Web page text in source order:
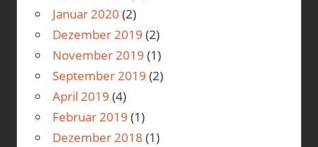
Januar 2020 (2)
Dezember 2019 (2)
November 2019 (1)
September 2019 (2)
April 2019 (4)
Februar 2019 (1)
Dezember 2018 (1)